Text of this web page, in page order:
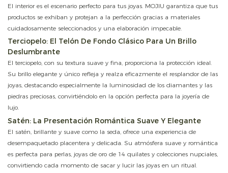
El interior es el escenario perfecto para tus joyas. MOJIU garantiza que tus
productos se exhiban y protejan a la perfección gracias a materiales
cuidadosamente seleccionados y una elaboración impecable.
Terciopelo: El Telón De Fondo Clásico Para Un Brillo
Deslumbrante
El terciopelo, con su textura suave y fina, proporciona la protección ideal.
Su brillo elegante y único refleja y realza eficazmente el resplandor de las
joyas, destacando especialmente la luminosidad de los diamantes y las
piedras preciosas, convirtiéndolo en la opción perfecta para la joyería de
lujo.
Satén: La Presentación Romántica Suave Y Elegante
El satén, brillante y suave como la seda, ofrece una experiencia de
desempaquetado placentera y delicada. Su atmósfera suave y romántica
es perfecta para perlas, joyas de oro de 14 quilates y colecciones nupciales,
convirtiendo cada momento de sacar y lucir las joyas en un ritual.